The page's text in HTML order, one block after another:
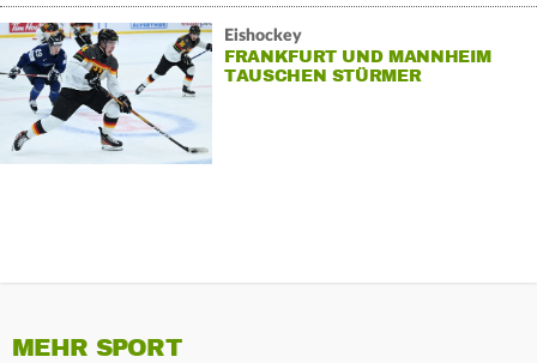
Eishockey
FRANKFURT UND MANNHEIM
TAUSCHEN STÜRMER
MEHR SPORT